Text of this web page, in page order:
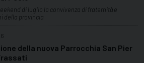
di luglio la convivenza di fraternità e
della provincia
della nuova Parrocchia San Pier